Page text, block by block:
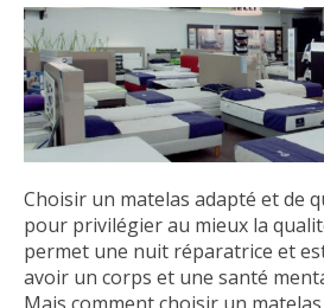
Choisir un matelas adapté et de
pour privilégier au mieux la
permet une nuit réparatrice et
avoir un corps et une santé